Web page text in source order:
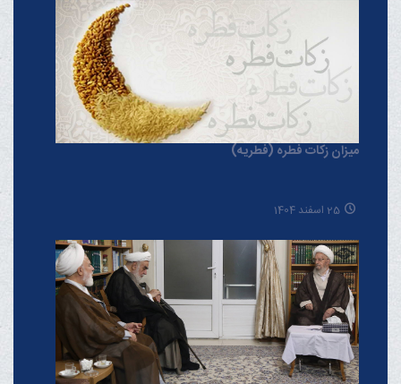
میزان زکات فطره (فطریه)
25 اسفند 1404